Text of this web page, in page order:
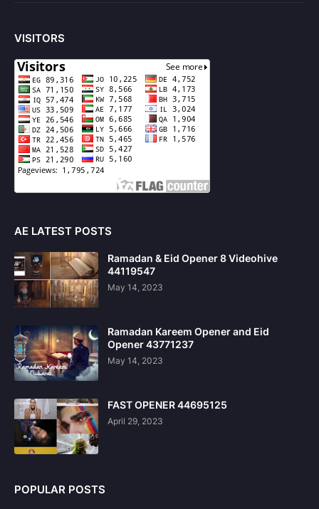
VISITORS
AE LATEST POSTS
Ramadan & Eid Opener 8 Videohive
44119547
May 14, 2023
Ramadan Kareem Opener and Eid
Opener 43771237
May 14, 2023
FAST OPENER 44695125
April 29, 2023
POPULAR POSTS